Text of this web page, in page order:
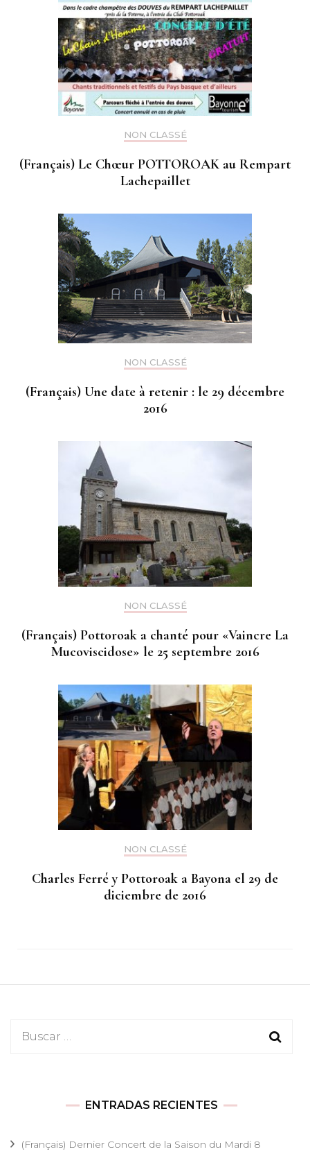
NON CLASSÉ
(Français) Le Chœur POTTOROAK au Rempart
Lachepaillet
NON CLASSÉ
(Français) Une date à retenir : le 29 décembre
2016
NON CLASSÉ
(Français) Pottoroak a chanté pour «Vaincre La
Mucoviscidose» le 25 septembre 2016
NON CLASSÉ
Charles Ferré y Pottoroak a Bayona el 29 de
diciembre de 2016
Buscar:
ENTRADAS RECIENTES
(Français) Dernier Concert de la Saison du Mardi 8